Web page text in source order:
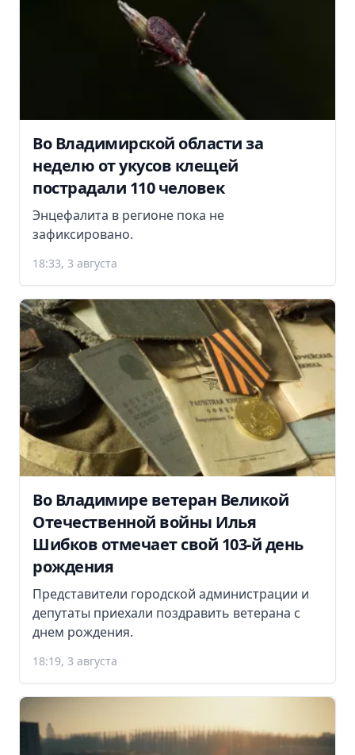
Во Владимирской области за
неделю от укусов клещей
пострадали 110 человек
Энцефалита в регионе пока не
зафиксировано.
18:33, 3 августа
Во Владимире ветеран Великой
Отечественной войны Илья
Шибков отмечает свой 103-й день
рождения
Представители городской администрации и
депутаты приехали поздравить ветерана с
днем рождения.
18:19, 3 августа